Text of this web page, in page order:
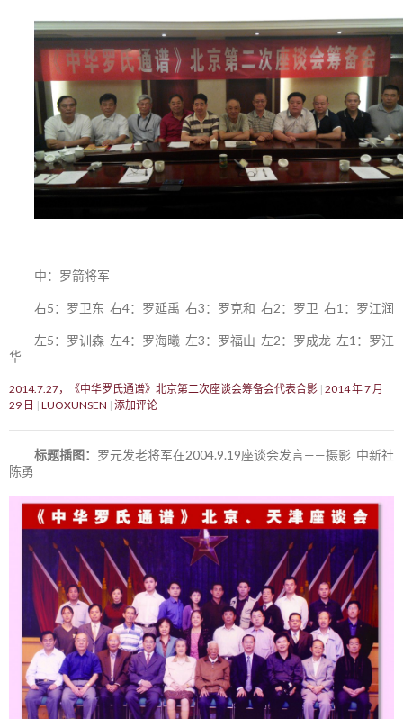
中：罗箭将军
右5：罗卫东 右4：罗延禹 右3：罗克和 右2：罗卫 右1：罗江润
左5：罗训森 左4：罗海曦 左3：罗福山 左2：罗成龙 左1：罗江
华
2014.7.27，《中华罗氏通谱》北京第二次座谈会筹备会代表合影 2014 年 7 月
29 日
LUOXUNSEN 添加评论
标题插图： 罗元发老将军在2004.9.19座谈会发言——摄影 中新社
陈勇